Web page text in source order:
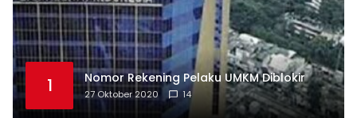
1 Nomor Rekening Pelaku UMKM Diblokir
27 Oktober 2020 14